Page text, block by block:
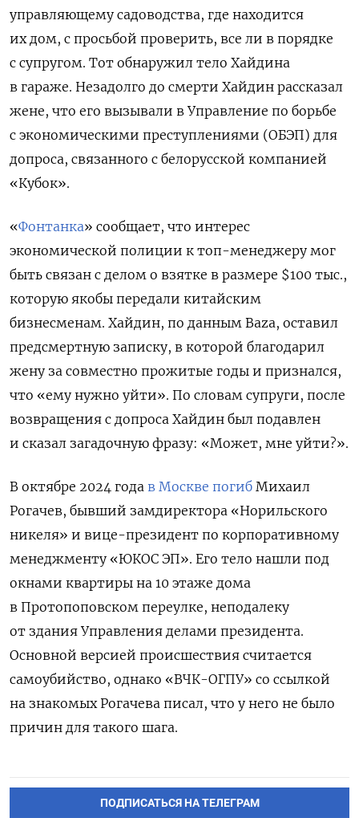
управляющему садоводства, где находится
их дом, с просьбой проверить, все ли в порядке
с супругом. Тот обнаружил тело Хайдина
в гараже. Незадолго до смерти Хайдин рассказал
жене, что его вызывали в Управление по борьбе
с экономическими преступлениями (ОБЭП) для
допроса, связанного с белорусской компанией
«Кубок».
«Фонтанка» сообщает, что интерес
экономической полиции к топ-менеджеру мог
быть связан с делом о взятке в размере $100 тыс.,
которую якобы передали китайским
бизнесменам. Хайдин, по данным Baza, оставил
предсмертную записку, в которой благодарил
жену за совместно прожитые годы и признался,
что «ему нужно уйти». По словам супруги, после
возвращения с допроса Хайдин был подавлен
и сказал загадочную фразу: «Может, мне уйти?».
В октябре 2024 года в Москве погиб Михаил
Рогачев, бывший замдиректора «Норильского
никеля» и вице-президент по корпоративному
менеджменту «ЮКОС ЭП». Его тело нашли под
окнами квартиры на 10 этаже дома
в Протопоповском переулке, неподалеку
от здания Управления делами президента.
Основной версией происшествия считается
самоубийство, однако «ВЧК-ОГПУ» со ссылкой
на знакомых Рогачева писал, что у него не было
причин для такого шага.
ПОДПИСАТЬСЯ НА ТЕЛЕГРАМ